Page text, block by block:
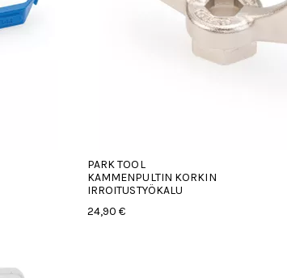
PARK TOOL
KAMMENPULTIN KORKIN
IRROITUSTYÖKALU
24,90 €